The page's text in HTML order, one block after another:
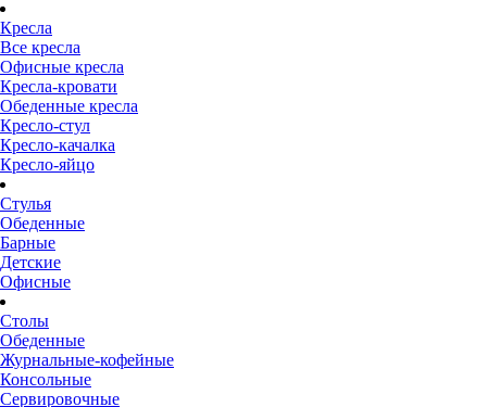
Кресла
Все кресла
Офисные кресла
Кресла-кровати
Обеденные кресла
Кресло-стул
Кресло-качалка
Кресло-яйцо
Стулья
Обеденные
Барные
Детские
Офисные
Столы
Обеденные
Журнальные-кофейные
Консольные
Сервировочные